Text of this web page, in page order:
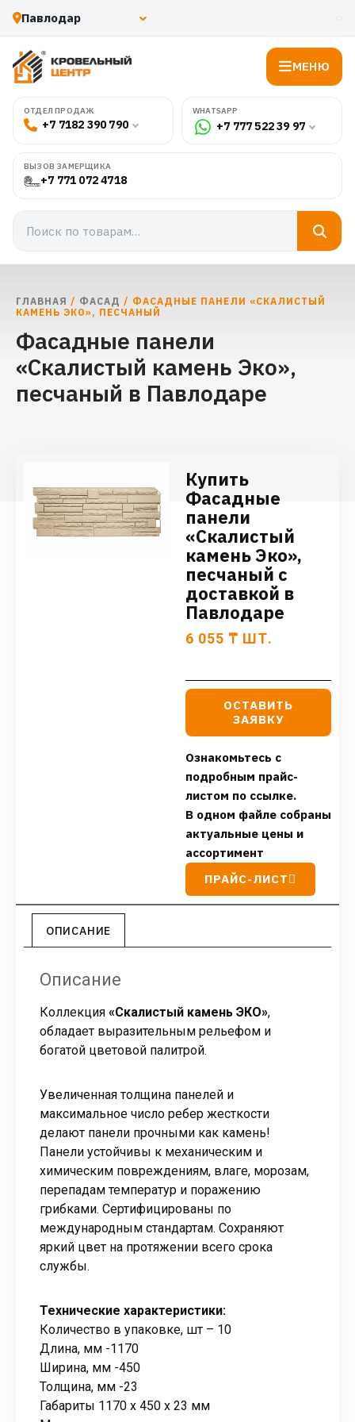
МЕНЮ
ОТДЕЛ ПРОДАЖ
+7 7182 390 790
WHATSAPP
+7 777 522 39 97
ВЫЗОВ ЗАМЕРЩИКА
+7 771 072 4718
ГЛАВНАЯ / ФАСАД / ФАСАДНЫЕ ПАНЕЛИ «СКАЛИСТЫЙ
КАМЕНЬ ЭКО», ПЕСЧАНЫЙ
Фасадные панели
«Скалистый камень Эко»,
песчаный в Павлодаре
Купить
Фасадные
панели
«Скалистый
камень Эко»,
песчаный с
доставкой в
Павлодаре
6 055 ₸ ШТ.
ОСТАВИТЬ
ЗАЯВКУ
Ознакомьтесь с
подробным прайс-
листом по ссылке.
В одном файле собраны
актуальные цены и
ассортимент
ПРАЙС-ЛИСТ
ОПИСАНИЕ
Описание
Коллекция «Скалистый камень ЭКО»,
обладает выразительным рельефом и
богатой цветовой палитрой.
Увеличенная толщина панелей и
максимальное число ребер жесткости
делают панели прочными как камень!
Панели устойчивы к механическим и
химическим повреждениям, влаге, морозам,
перепадам температур и поражению
грибками. Сертифицированы по
международным стандартам. Сохраняют
яркий цвет на протяжении всего срока
службы.
Технические характеристики:
Количество в упаковке, шт – 10
Длина, мм -1170
Ширина, мм -450
Толщина, мм -23
Габариты 1170 x 450 x 23 мм